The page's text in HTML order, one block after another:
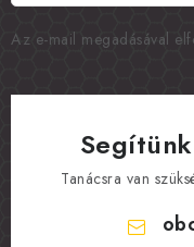
Az e-mail megadásával
Tanácsra van